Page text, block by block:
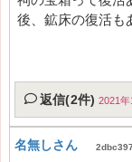
後、鉱床の復活も
返信(2件) 2021年
名無しさん